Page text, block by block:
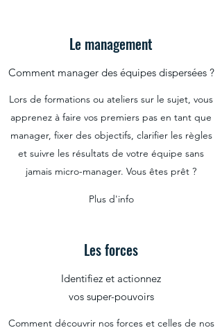
Le management
Comment manager des équipes dispersées ?
Lors de formations ou ateliers sur le sujet, vous
apprenez à faire vos premiers pas en tant que
manager, fixer des objectifs, clarifier les règles
et suivre les résultats de votre équipe sans
jamais micro-manager. Vous êtes prêt ?
Plus d'info
Les forces
Identifiez et actionnez
vos super-pouvoirs
Comment découvrir nos forces et celles de nos